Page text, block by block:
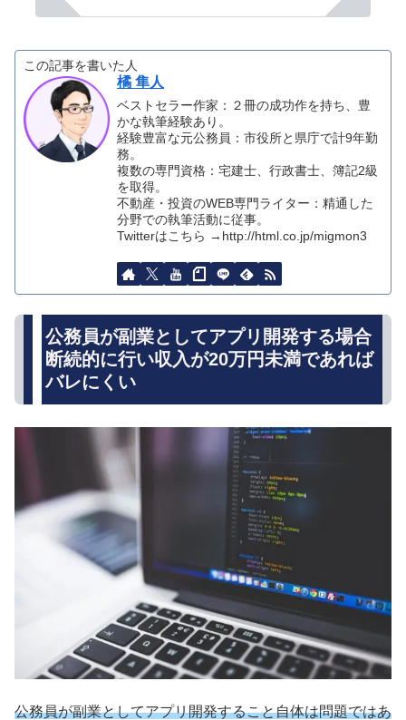
この記事を書いた人
橘 隼人
ベストセラー作家：２冊の成功作を持ち、豊
かな執筆経験あり。
経験豊富な元公務員：市役所と県庁で計9年勤
務。
複数の専門資格：宅建士、行政書士、簿記2級
を取得。
不動産・投資のWEB専門ライター：精通した
分野での執筆活動に従事。
Twitterはこちら →http://html.co.jp/migmon3
公務員が副業としてアプリ開発する場合
断続的に行い収入が20万円未満であれば
バレにくい
公務員が副業としてアプリ開発すること自体は問題ではあ